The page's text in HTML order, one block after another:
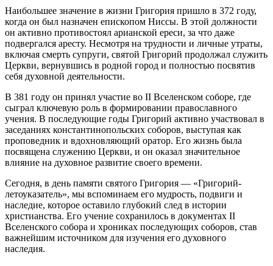
Наибольшее значение в жизни Григория пришло в 372 году,
когда он был назначен епископом Ниссы. В этой должности
он активно противостоял арианской ереси, за что даже
подвергался аресту. Несмотря на трудности и личные утраты,
включая смерть супруги, святой Григорий продолжал служить
Церкви, вернувшись в родной город и полностью посвятив
себя духовной деятельности.
В 381 году он принял участие во II Вселенском соборе, где
сыграл ключевую роль в формировании православного
учения. В последующие годы Григорий активно участвовал в
заседаниях константинопольских соборов, выступая как
проповедник и вдохновляющий оратор. Его жизнь была
посвящена служению Церкви, и он оказал значительное
влияние на духовное развитие своего времени.
Сегодня, в день памяти святого Григория — «Григорий-
летоуказатель», мы вспоминаем его мудрость, подвиги и
наследие, которое оставило глубокий след в истории
христианства. Его учение сохранилось в документах II
Вселенского собора и хрониках последующих соборов, став
важнейшим источником для изучения его духовного
наследия.